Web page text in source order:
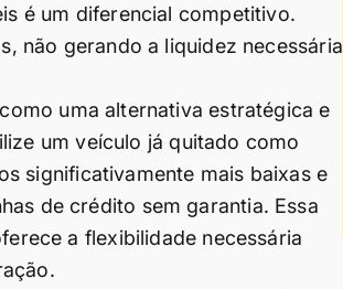
é um diferencial competitivo.
não gerando a liquidez necessária
uma alternativa estratégica e
um veículo já quitado como
significativamente mais baixas e
de crédito sem garantia. Essa
a flexibilidade necessária